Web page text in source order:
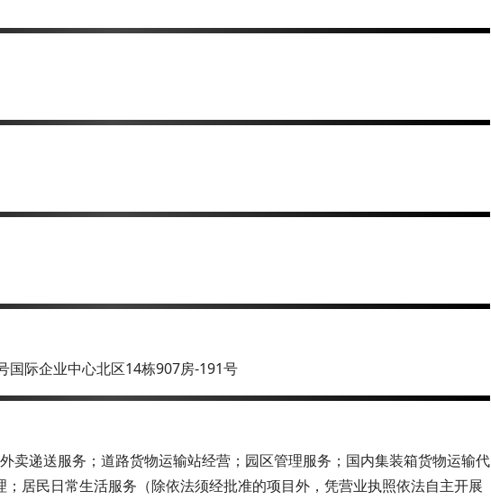
国际企业中心北区14栋907房-191号
卖递送服务；道路货物运输站经营；园区管理服务；国内集装箱货物运输代
居民日常生活服务（除依法须经批准的项目外，凭营业执照依法自主开展